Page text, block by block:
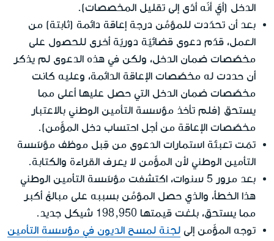
الدخل (أيّ أنّه أدّى إلى تقليل المخصصات).
بعد أن تحدّدت للمؤمَّن درجة إعاقة دائمة (ثابتة) من
العمل، قدّم دعوى قضائيّة دوريّة أخرى للحصول على
مخصّصات ضمان الدخل، ولكن في هذه الدعوى لم يذكر
أن حددت له مخصّصات الإعاقة الدائمة، وعليه كانت
مخصّصات ضمان الدخل التي حصل عليها أعلى مما
يستحق (فلم تأخذ مؤسسة التأمين الوطني بالاعتبار
مخصّصات الإعاقة من أجل احتساب دخل المؤّمن).
تمّت تعبئة استمارات الدعوى من قِبل موظف مؤسّسة
التأمين الوطني لأن المؤّمن لا يعرف القراءة والكتابة.
بعد مرور 5 سنوات، اكتشفت مؤسّسة التأمين الوطني
هذا الخطأ، والذي حصل المؤمَّن بسببه على مبالغ أكبر
مما يستحق، بلغت قيمتها 198,950 شيكل جديد.
توجه المؤّمن إلى لجنة لمسح الديون في مؤسسة التأمين